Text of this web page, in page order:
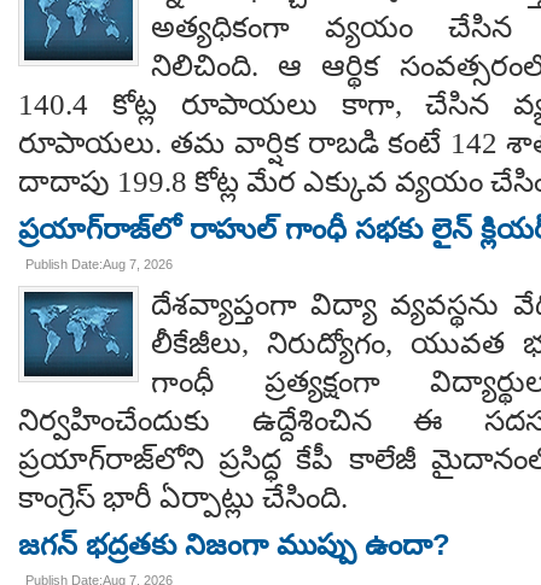
అత్యధికంగా వ్యయం చేసిన
నిలిచింది. ఆ ఆర్థిక
140.4 కోట్ల రూపాయలు కాగా, చేసిన
రూపాయలు. తమ వార్షిక రాబడి కంటే 142
దాదాపు 199.8 కోట్ల మేర ఎక్కువ వ్యయం
ప్రయాగ్‌రాజ్‌లో రాహుల్ గాంధీ సభకు లైన్
Publish Date:Aug 7, 2026
దేశవ్యాప్తంగా విద్యా వ్యవస్థను
లీకేజీలు, నిరుద్యోగం, యువత
గాంధీ ప్రత్యక్షంగా
నిర్వహించేందుకు ఉద్దేశించిన ఈ
ప్రయాగ్‌రాజ్‌లోని ప్రసిద్ధ కేపీ కాలేజీ మైదానంలో
కాంగ్రెస్ భారీ ఏర్పాట్లు చేసింది.
జగన్ భద్రతకు నిజంగా ముప్పు ఉందా?
Publish Date:Aug 7, 2026